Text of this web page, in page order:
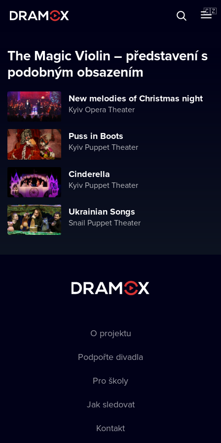
🇨🇿
Registrujte se
The Magiс Violin – představení s
podobným obsazením
New melodies of Christmas night
Kyiv Opera Theater
Puss in Boots
Kyiv Puppet Theater
Cinderella
Kyiv Puppet Theater
Ukrainian Songs
Snail Puppet Theater
O projektu
Podpořte divadla
Pro školy
Jak sledovat
Kontakt